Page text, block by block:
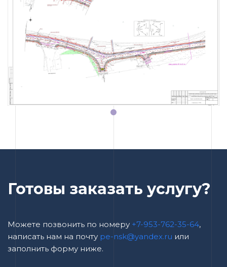
Готовы заказать услугу?
Можете позвонить по номеру +7-953-762-35-64,
написать нам на почту pe-nsk@yandex.ru или
заполнить форму ниже.